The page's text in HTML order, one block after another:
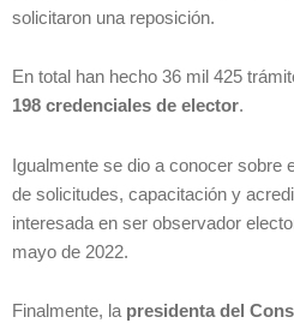
solicitaron una reposición.
En total han hecho 36 mil 425
198 credenciales de elector.
Igualmente se dio a conocer sobre
de solicitudes, capacitación y
interesada en ser observador
mayo de 2022.
Finalmente, la presidenta del